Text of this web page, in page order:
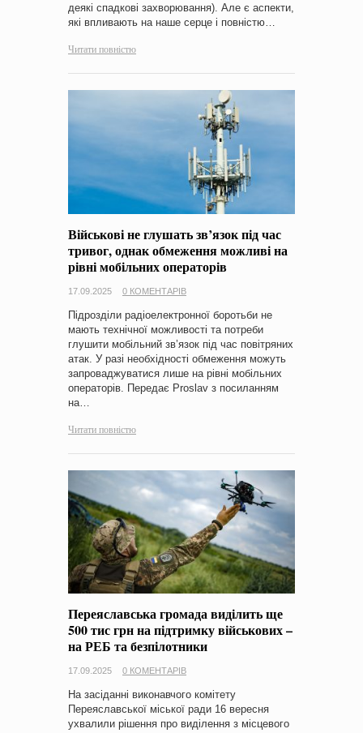
деякі спадкові захворювання). Але є аспекти,
які впливають на наше серце і повністю…
Читати повністю
Військові не глушать зв’язок під час
тривог, однак обмеження можливі на
рівні мобільних операторів
17.09.2025 0 КОМЕНТАРІВ
Підрозділи радіоелектронної боротьби не
мають технічної можливості та потреби
глушити мобільний зв’язок під час повітряних
атак. У разі необхідності обмеження можуть
запроваджуватися лише на рівні мобільних
операторів. Передає Proslav з посиланням
на…
Читати повністю
Переяславська громада виділить ще
500 тис грн на підтримку військових –
на РЕБ та безпілотники
17.09.2025 0 КОМЕНТАРІВ
На засіданні виконавчого комітету
Переяславської міської ради 16 вересня
ухвалили рішення про виділення з місцевого